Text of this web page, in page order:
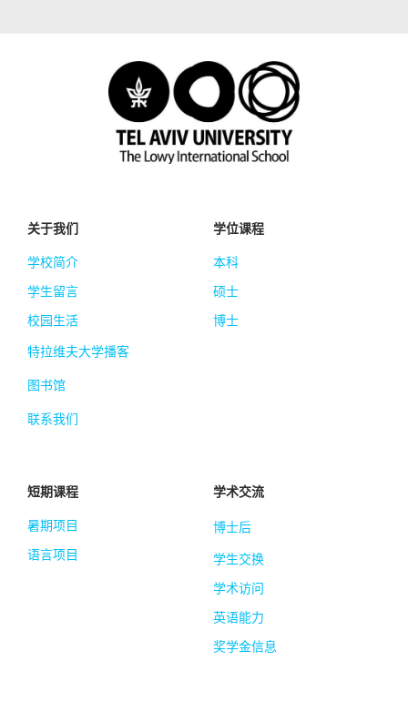
关于我们
学校简介
学生留言
校园生活
特拉维夫大学播客
图书馆
联系我们
学位课程
本科
硕士
博士
短期课程
暑期项目
语言项目
学术交流
博士后
学生交换
学术访问
英语能力
奖学金信息